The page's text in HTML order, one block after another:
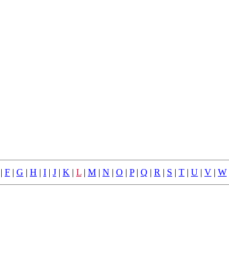
| F | G | H | I | J | K | L | M | N | O | P| Q | R | S | T | U | V | W